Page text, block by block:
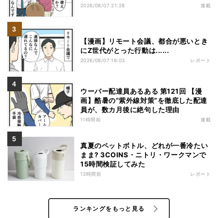
2026/08/07 21:28 連載
【漫画】リモート会議、都合が悪いとき
にZ世代がとった行動は......
2026/08/07 16:03 レポート
ウーバー配達員あるある 第121回 【漫
画】酷暑の“紫外線対策”を徹底した配達
員が、数カ月後に絶句した理由
11時間前 連載
真夏のペットボトル、どれが一番冷たい
まま? 3COINS・ニトリ・ワークマンで
15時間検証してみた
13時間前 レポート
ランキングをもっと見る